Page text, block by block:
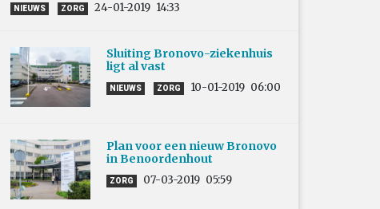
NIEUWS ZORG 24-01-2019 14:33
Sluiting Bronovo-ziekenhuis
ligt al vast
NIEUWS ZORG 10-01-2019 06:00
Plan voor een nieuw Bronovo
in Benoordenhout
ZORG 07-03-2019 05:59